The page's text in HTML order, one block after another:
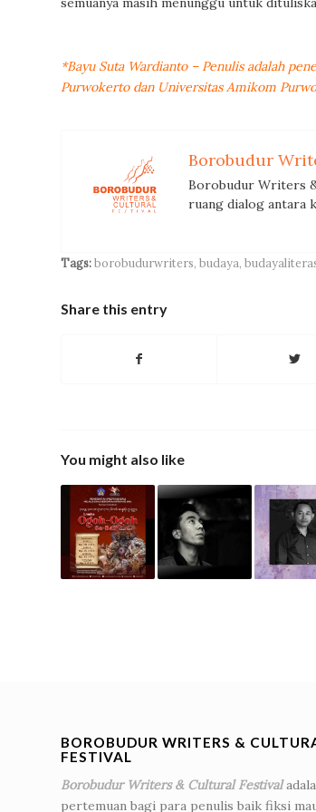
*Bayu Suta Wardianto – Penulis adalah
Purwokerto dan Universitas Amikom
Borobudur
Borobudur Writers
ruang dialog antara
Tags:borobudurwriters, budaya,
Share this entry
You might also like
BOROBUDUR WRITERS &
FESTIVAL
Borobudur Writers & Cultural Festival
pertemuan bagi para penulis baik fiksi